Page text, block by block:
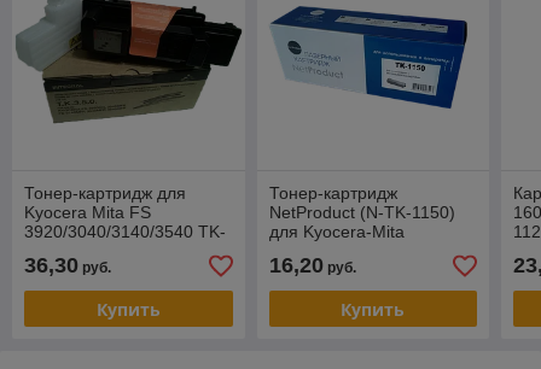
Тонер-картридж для
Kyocera Mita FS
3920/3040/3140/3540 TK-
(Integral)
36,30 руб.
Купить
Тонер-картридж
NetProduct (N-TK-1150)
для Kyocera-Mita
M2135dn/M2635dn/M2735dw,
3K, с чипом
16,20руб.
Купить